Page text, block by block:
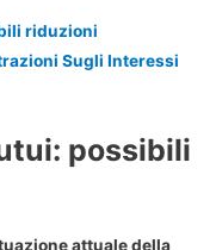
riduzioni
Sugli Interessi
possibili
attuale della